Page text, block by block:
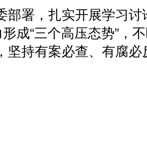
署，扎实开展学习讨
形成“三个高压态势”，
坚持有案必查、有腐